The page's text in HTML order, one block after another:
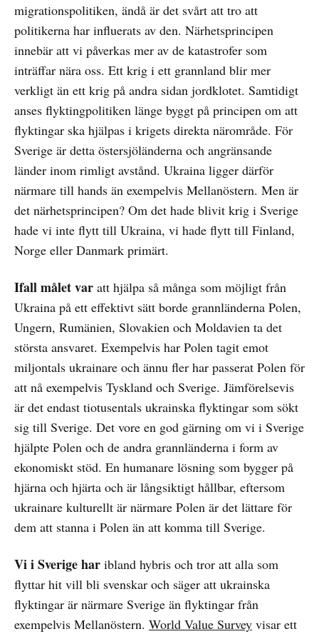
migrationspolitiken, ändå är det svårt att tro att
politikerna har influerats av den. Närhetsprincipen
innebär att vi påverkas mer av de katastrofer som
inträffar nära oss. Ett krig i ett grannland blir mer
verkligt än ett krig på andra sidan jordklotet. Samtidigt
anses flyktingpolitiken länge byggt på principen om att
flyktingar ska hjälpas i krigets direkta närområde. För
Sverige är detta östersjöländerna och angränsande
länder inom rimligt avstånd. Ukraina ligger därför
närmare till hands än exempelvis Mellanöstern. Men är
det närhetsprincipen? Om det hade blivit krig i Sverige
hade vi inte flytt till Ukraina, vi hade flytt till Finland,
Norge eller Danmark primärt.
Ifall målet var att hjälpa så många som möjligt från
Ukraina på ett effektivt sätt borde grannländerna Polen,
Ungern, Rumänien, Slovakien och Moldavien ta det
största ansvaret. Exempelvis har Polen tagit emot
miljontals ukrainare och ännu fler har passerat Polen för
att nå exempelvis Tyskland och Sverige. Jämförelsevis
är det endast tiotusentals ukrainska flyktingar som sökt
sig till Sverige. Det vore en god gärning om vi i Sverige
hjälpte Polen och de andra grannländerna i form av
ekonomiskt stöd. En humanare lösning som bygger på
hjärna och hjärta och är långsiktigt hållbar, eftersom
ukrainare kulturellt är närmare Polen är det lättare för
dem att stanna i Polen än att komma till Sverige.
Vi i Sverige har ibland hybris och tror att alla som
flyttar hit vill bli svenskar och säger att ukrainska
flyktingar är närmare Sverige än flyktingar från
exempelvis Mellanöstern. World Value Survey visar ett